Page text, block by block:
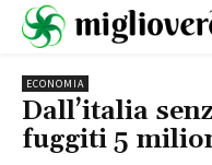
ECONOMIA
Dall’italia
fuggiti 5